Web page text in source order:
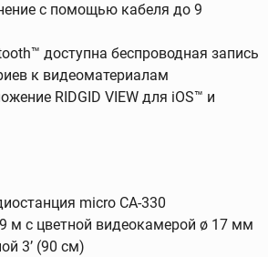
с помощью кабеля до 9
доступна беспроводная запись
к видеоматериалам
RIDGID VIEW для iOS™ и
micro CA-330
м с цветной видеокамерой ø 17 мм
3’ (90 см)